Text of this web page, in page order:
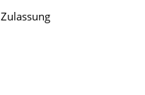
Zulassung